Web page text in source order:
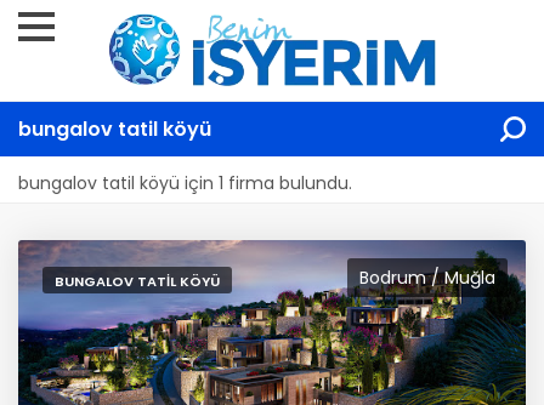
bungalov tatil köyü
bungalov tatil köyü için 1 firma bulundu.
Bodrum / Muğla
BUNGALOV TATIL KÖYÜ